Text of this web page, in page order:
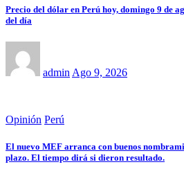
Precio del dólar en Perú hoy, domingo 9 de
del día
admin Ago 9, 2026
Opinión Perú
El nuevo MEF arranca con buenos
plazo. El tiempo dirá si dieron resultado.